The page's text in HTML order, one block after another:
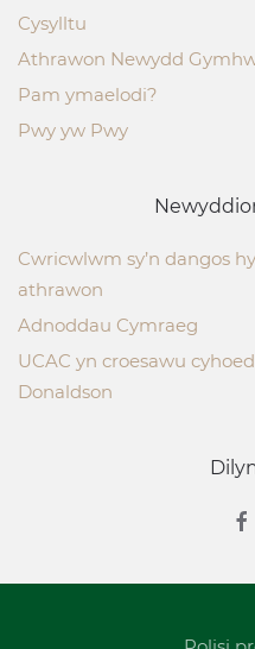
Cysylltu
Athrawon Newydd
Pam ymaelodi?
Pwy yw Pwy
Cwricwlwm sy’n dangos
athrawon
Adnoddau Cymraeg
UCAC yn croesawu
Donaldson